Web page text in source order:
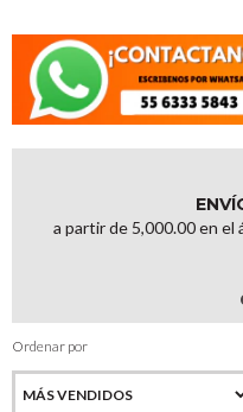
a partir de 5,000.00 en el
Ordenar por